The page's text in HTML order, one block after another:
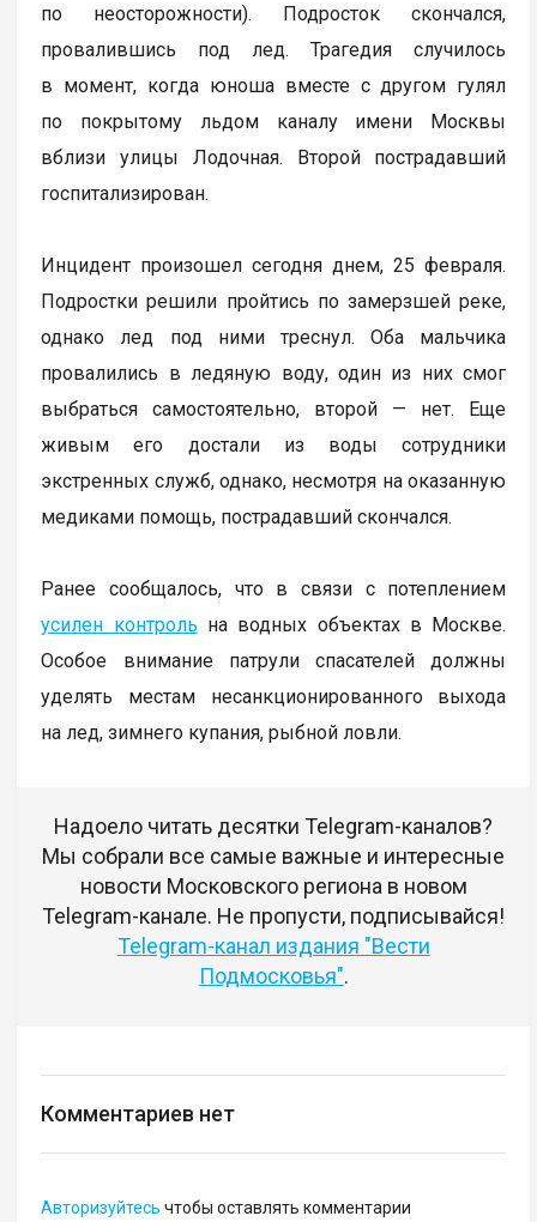
по неосторожности). Подросток скончался,
провалившись под лед. Трагедия случилось
в момент, когда юноша вместе с другом гулял
по покрытому льдом каналу имени Москвы
вблизи улицы Лодочная. Второй пострадавший
госпитализирован.
Инцидент произошел сегодня днем, 25 февраля.
Подростки решили пройтись по замерзшей реке,
однако лед под ними треснул. Оба мальчика
провалились в ледяную воду, один из них смог
выбраться самостоятельно, второй — нет. Еще
живым его достали из воды сотрудники
экстренных служб, однако, несмотря на оказанную
медиками помощь, пострадавший скончался.
Ранее сообщалось, что в связи с потеплением
усилен контроль на водных объектах в Москве.
Особое внимание патрули спасателей должны
уделять местам несанкционированного выхода
на лед, зимнего купания, рыбной ловли.
Надоело читать десятки Telegram-каналов?
Мы собрали все самые важные и интересные
новости Московского региона в новом
Telegram-канале. Не пропусти, подписывайся!
Telegram-канал издания "Вести
Подмосковья".
Комментариев нет
Авторизуйтесь чтобы оставлять комментарии